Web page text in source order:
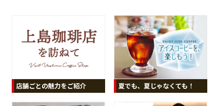
店舗ごとの魅力をご紹介 夏でも、夏じゃなくても！